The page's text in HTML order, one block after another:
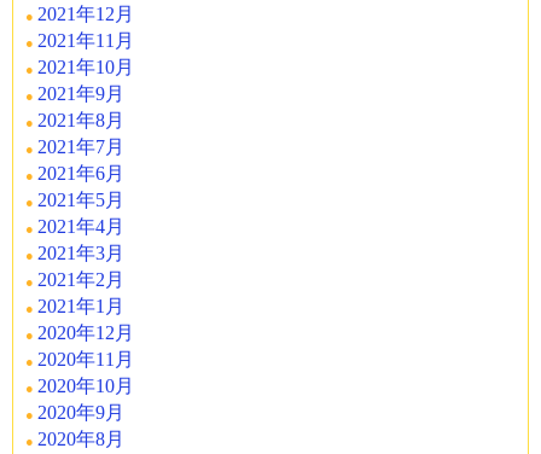
2021年12月
2021年11月
2021年10月
2021年9月
2021年8月
2021年7月
2021年6月
2021年5月
2021年4月
2021年3月
2021年2月
2021年1月
2020年12月
2020年11月
2020年10月
2020年9月
2020年8月